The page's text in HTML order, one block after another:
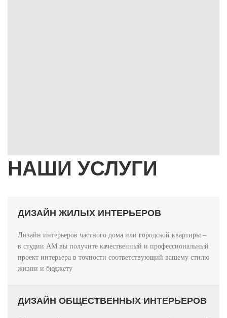
НАШИ УСЛУГИ
ДИЗАЙН ЖИЛЫХ ИНТЕРЬЕРОВ
Дизайн интерьеров частного дома или городской квартиры –
в студии АМ вы получите качественный и профессиональный
проект интерьера в точности соответствующий вашему стилю
жизни и бюджету
ДИЗАЙН ОБЩЕСТВЕННЫХ ИНТЕРЬЕРОВ